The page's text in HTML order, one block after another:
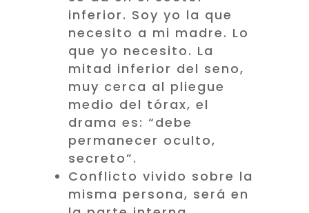
inferior. Soy yo la que
necesito a mi madre. Lo
que yo necesito. La
mitad inferior del seno,
muy cerca al pliegue
medio del tórax, el
drama es: “debe
permanecer oculto,
secreto”.
Conflicto vivido sobre la
misma persona, será en